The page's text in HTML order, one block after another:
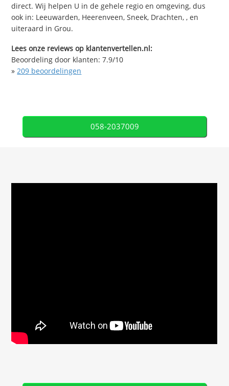
direct. Wij helpen U in de gehele regio en omgeving, dus
ook in: Leeuwarden, Heerenveen, Sneek, Drachten, , en
uiteraard in Grou.
Lees onze reviews op klantenvertellen.nl:
Beoordeling door klanten:7.9/10
» 209 beoordelingen
058-2037009